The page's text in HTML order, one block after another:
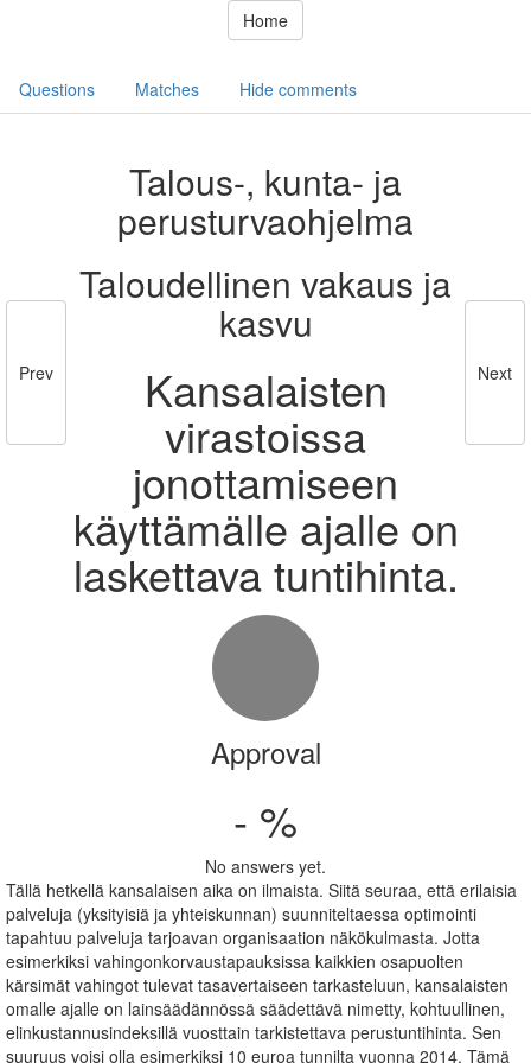
Home
Questions Matches Hide comments
Prev
Talous-, kunta- ja
perusturvaohjelma
Taloudellinen vakaus ja
kasvu
Kansalaisten
virastoissa
jonottamiseen
käyttämälle ajalle on
laskettava tuntihinta.
Next
Approval
- %
No answers yet.
Tällä hetkellä kansalaisen aika on ilmaista. Siitä seuraa, että erilaisia
palveluja (yksityisiä ja yhteiskunnan) suunniteltaessa optimointi
tapahtuu palveluja tarjoavan organisaation näkökulmasta. Jotta
esimerkiksi vahingonkorvaustapauksissa kaikkien osapuolten
kärsimät vahingot tulevat tasavertaiseen tarkasteluun, kansalaisten
omalle ajalle on lainsäädännössä säädettävä nimetty, kohtuullinen,
elinkustannusindeksillä vuosttain tarkistettava perustuntihinta. Sen
suuruus voisi olla esimerkiksi 10 euroa tunnilta vuonna 2014. Tämä